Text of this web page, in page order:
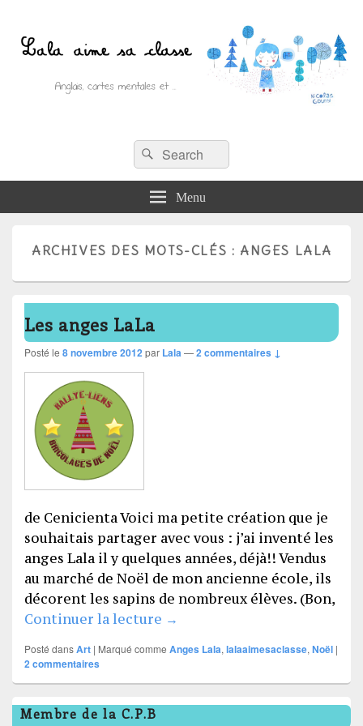
Lala aime sa classe
Anglais, cartes mentales et ….Recherche :
Rechercher
Menu
ARCHIVES DES MOTS-CLÉS : ANGES LALA
Les anges LaLa
Posté le 8 novembre 2012par Lala—2 commentaires ↓
de Cenicienta Voici ma petite création que je
souhaitais partager avec vous : j’ai inventé les
anges Lala il y quelques années, déjà!! Vendus
au marché de Noël de mon ancienne école, ils
décorent les sapins de nombreux élèves. (Bon,
Continuer la lecture Les anges LaLa
→
Posté dansArt | Marqué comme Anges Lala, lalaaimesaclasse, Noël |
2commentaires
Zone
principale
Membre de la C.P.B